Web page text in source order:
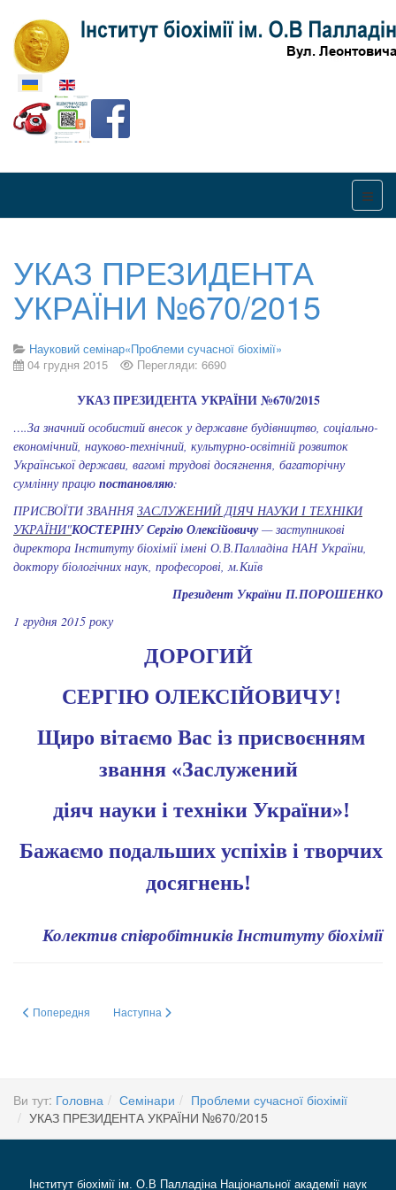
Оберіть свою мову
УКАЗ ПРЕЗИДЕНТА
УКРАЇНИ №670/2015
Науковий семінар«Проблеми сучасної біохімії»
04 грудня 2015
Перегляди: 6690
УКАЗ ПРЕЗИДЕНТА УКРАЇНИ №670/2015
….За значний особистий внесок у державне будівництво, соціально-
економічний, науково-технічний, культурно-освітній розвиток
Української держави, вагомі трудові досягнення, багаторічну
сумлінну працю постановляю:
ПРИСВОЇТИ ЗВАННЯЗАСЛУЖЕНИЙ ДІЯЧ НАУКИ І ТЕХНІКИ
УКРАЇНИ"КОСТЕРІНУ Сергію Олексійовичу— заступникові
директора Інституту біохімії імені О.В.Палладіна НАН України,
доктору біологічних наук, професорові, м.Київ
Президент України П.ПОРОШЕНКО
1 грудня 2015 року
ДОРОГИЙ
СЕРГІЮ ОЛЕКСІЙОВИЧУ!
Щиро вітаємо Вас із присвоєнням
звання «Заслужений
діяч науки і техніки України»!
Бажаємо подальших успіхів і творчих
досягнень!
Колектив співробітників Інституту біохімії
Попередня стаття: 16.12.2015 Президент НАН України академік Б.Є.
Попередня Наступна стаття: Премії Верховної Ради України
Наступна
Ви тут: Головна Семінари
Проблеми сучасної біохімії
УКАЗ ПРЕЗИДЕНТА УКРАЇНИ №670/2015
Інститут біохімії ім. О.В Палладіна Національної академії наук